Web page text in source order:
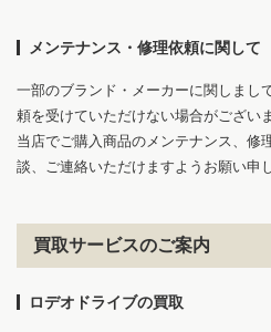
メンテナンス・修理依頼に関して
一部のブランド・メーカーに関しまし
頼を受けていただけない場合がございま
当店でご購入商品のメンテナンス、修
談、ご連絡いただけますようお願い申
買取サービスのご案内
ロデオドライブの買取